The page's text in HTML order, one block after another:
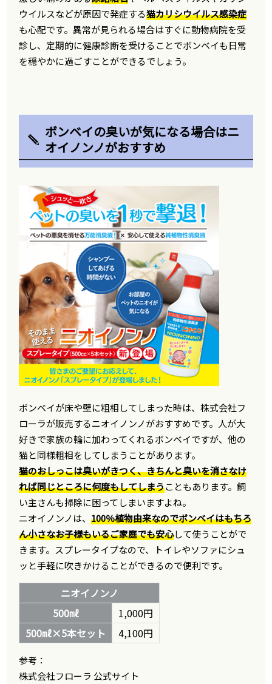
ウイルスなどが原因で発症する猫カリシウイルス感染症
も心配です。異常が見られる場合はすぐに動物病院を受
診し、定期的に健康診断を受けることでボンベイも日常
を穏やかに過ごすことができるでしょう。
ボンベイの臭いが気になる場合はニ
オイノンノがおすすめ
ボンベイが床や壁に粗相してしまった時は、株式会社フ
ローラが販売するニオイノンノがおすすめです。人が大
好きで家族の輪に加わってくれるボンベイですが、他の
猫と同様粗相をしてしまうことがあります。
猫のおしっこは臭いがきつく、きちんと臭いを消さなけ
れば同じところに何度もしてしまうこともあります。飼
い主さんも掃除に困ってしまいますよね。
ニオイノンノは、100％植物由来なのでボンベイはもちろ
ん小さなお子様もいるご家庭でも安心して使うことがで
きます。スプレータイプなので、トイレやソファにシュ
ッと手軽に吹きかけることができるので便利です。
ニオイノンノ
500㎖
1,000円
500㎖×5本セット
4,100円
参考：
株式会社フローラ 公式サイト